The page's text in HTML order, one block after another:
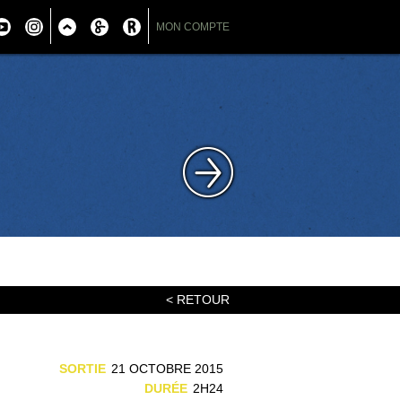
MON COMPTE
< RETOUR
SORTIE 21 OCTOBRE 2015
DURÉE 2H24